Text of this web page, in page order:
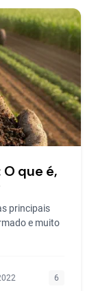
que é,
principais
e muito
6